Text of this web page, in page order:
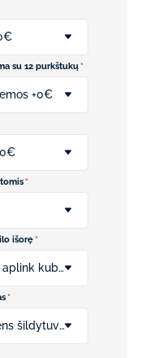
su 12 purkštukų*
+0€
*
išorę*
Be LED apšvietimo aplink kubilo išorę +0€
*
Be elektrinio vandens šildytuvo +0€